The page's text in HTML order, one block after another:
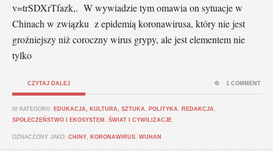
v=trSDXrTfazk,. W wywiadzie tym omawia on sytuacje w
Chinach w związku z epidemią koronawirusa, który nie jest
groźniejszy niż coroczny wirus grypy, ale jest elementem nie
tylko
CZYTAJ DALEJ
W KATEGORII: EDUKACJA, KULTURA, SZTUKA POLITYKA REDAKCJA
SPOŁECZEŃSTWO I EKOSYSTEM
ŚWIAT I CYWILIZACJE
OZNACZONY JAKO: CHINY KORONAWIRUS WUHAN
1 COMMENT